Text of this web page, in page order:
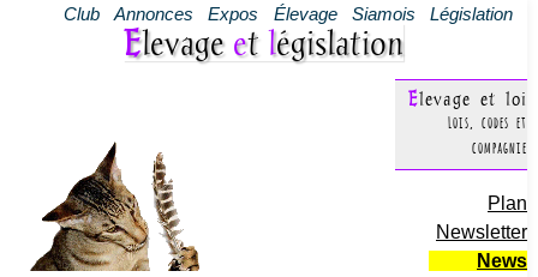
Club Annonces Expos Élevage Siamois Législation
Elevage et législation
Elevage et loi
Lois, codes et
compagnie
Plan
Newsletter
News